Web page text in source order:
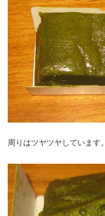
周りはツヤツヤしています。